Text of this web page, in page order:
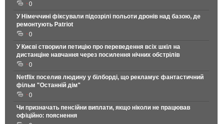
0
У Німеччині фіксували підозрілі польоти дронів над базою, де
ремонтують Patriot
0
У Києві створили петицію про переведення всіх шкіл на
дистанціне навчання через посилення нічних обстрілів
0
Netflix поселив людину у білборді, що рекламує фантастичний
фільм "Останній дім"
0
Чи призначать пенсійни виплати, якщо ніколи не працював
офіційно: пояснення